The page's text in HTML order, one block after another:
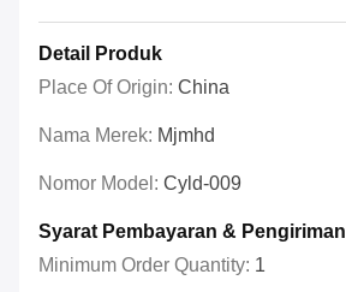
Detail Produk
Place Of Origin: China
Nama Merek: Mjmhd
Nomor Model: Cyld-009
Syarat Pembayaran & Pengiriman
Minimum Order Quantity: 1